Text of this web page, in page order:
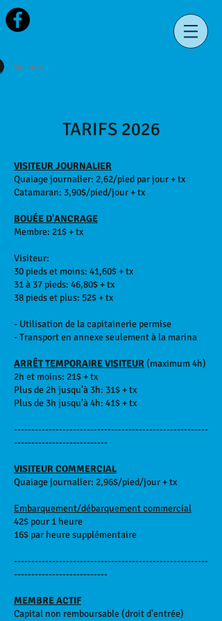
Se connecter
TARIFS 2026
VISITEUR JOURNALIER
Quaiage journalier: 2,62/pied par jour + tx
Catamaran: 3,90$/pied/jour + tx
BOUÉE D'ANCRAGE
Membre: 21$ + tx
Visiteur:
30 pieds et moins: 41,60$ + tx
31 à 37 pieds: 46,80$ + tx
38 pieds et plus: 52$ + tx
- Utilisation de la capitainerie permise
- Transport en annexe seulement à la marina
ARRÊT TEMPORAIRE VISITEUR (maximum 4h)
2h et moins: 21$ + tx
Plus de 2h jusqu’à 3h: 31$ + tx
Plus de 3h jusqu’à 4h: 41$ + tx
--------------------------------------------------------
---------------------------
VISITEUR COMMERCIAL
Quaiage journalier: 2,96$/pied/jour + tx
Embarquement/débarquement commercial
42$ pour 1 heure
16$ par heure supplémentaire
--------------------------------------------------------
---------------------------
MEMBRE ACTIF
Capital non remboursable (droit d'entrée)